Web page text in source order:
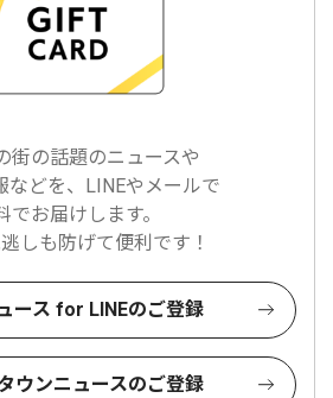
街の話題のニュースや
などを、LINEやメールで
でお届けします。
しも防げて便利です！
ース for LINEのご登録
ウンニュースのご登録